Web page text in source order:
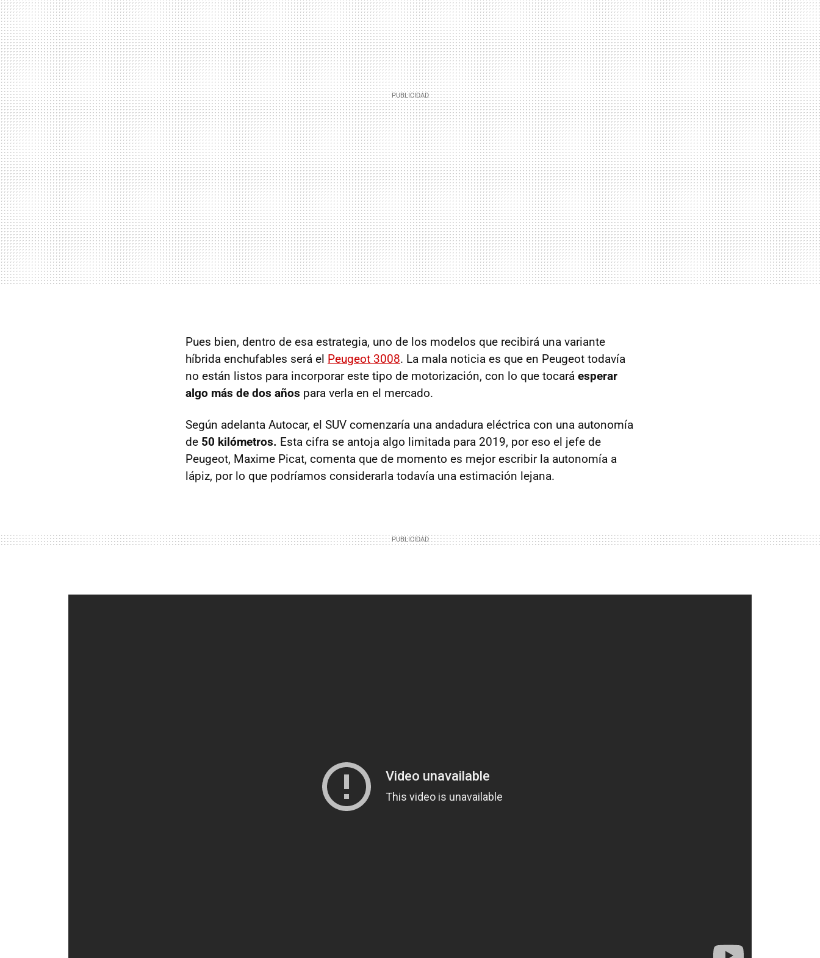
Pues bien, dentro de esa estrategia, uno de los modelos que recibirá una variante
híbrida enchufables será el Peugeot 3008. La mala noticia es que en Peugeot todavía
no están listos para incorporar este tipo de motorización, con lo que tocará esperar
algo más de dos años para verla en el mercado.
Según adelanta Autocar, el SUV comenzaría una andadura eléctrica con una autonomía
de 50 kilómetros. Esta cifra se antoja algo limitada para 2019, por eso el jefe de
Peugeot, Maxime Picat, comenta que de momento es mejor escribir la autonomía a
lápiz, por lo que podríamos considerarla todavía una estimación lejana.